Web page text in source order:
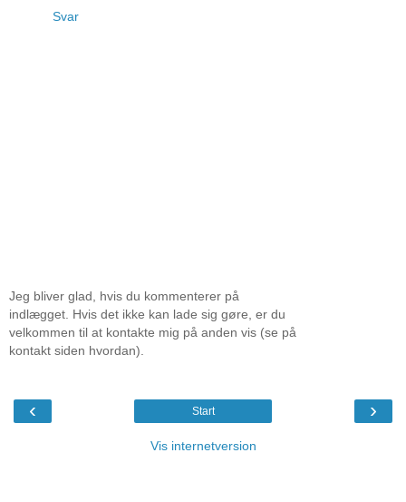
Svar
Jeg bliver glad, hvis du kommenterer på
indlægget. Hvis det ikke kan lade sig gøre, er du
velkommen til at kontakte mig på anden vis (se på
kontakt siden hvordan).
‹ ›
Start
Vis internetversion